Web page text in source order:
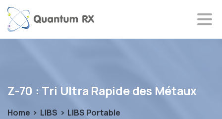
Z-70 : Tri Ultra Rapidedes Métaux
Home LIBS
LIBS Portable